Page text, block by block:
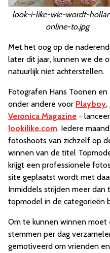
look-i-like-wie-wordt-
online-to.jpg
Met het oog op de
later dit jaar, kunnen we de
natuurlijk niet achterstellen.
Fotografen Hans Toonen
onder andere voor Playboy,
Veronica Magazine -
lookilike.com. Iedere
fotoshoots van zichzelf op
winnen van de titel
krijgt een professionele
site geplaatst wordt met
Inmiddels strijden meer
topmodel in de categorieën
Om te kunnen winnen
stemmen per dag
gemotiveerd om vrienden